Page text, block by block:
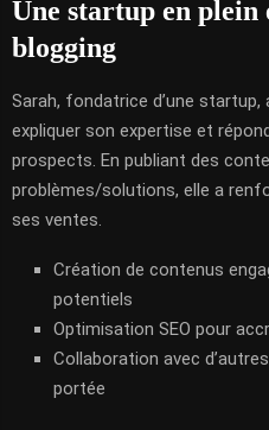
Une startup en plein
blogging
Sarah, fondatrice d’une startup,
expliquer son expertise et
prospects. En publiant des
problèmes/solutions, elle a
ses ventes.
Création de contenus
potentiels
Optimisation SEO pour
Collaboration avec
portée